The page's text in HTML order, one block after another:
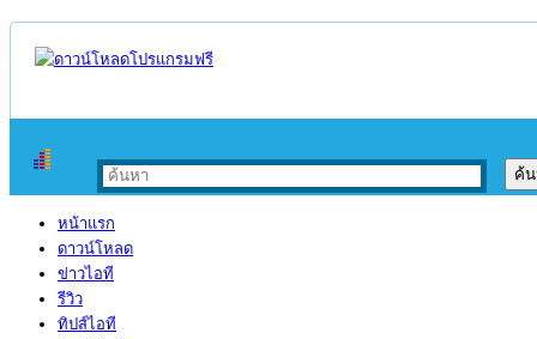
หน้าแรก
ดาวน์โหลด
ข่าวไอที
รีวิว
ทิปส์ไอที